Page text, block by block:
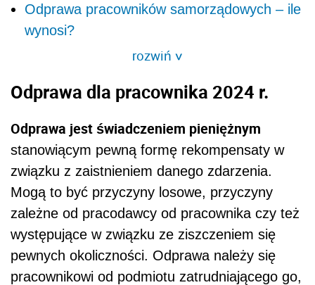
Odprawa pracowników samorządowych – ile
wynosi?
rozwiń>
Odprawa dla pracownika 2024 r.
Odprawa jest świadczeniem pieniężnym
stanowiącym pewną formę rekompensaty w
związku z zaistnieniem danego zdarzenia.
Mogą to być przyczyny losowe, przyczyny
zależne od pracodawcy od pracownika czy też
występujące w związku ze ziszczeniem się
pewnych okoliczności. Odprawa należy się
pracownikowi od podmiotu zatrudniającego go,